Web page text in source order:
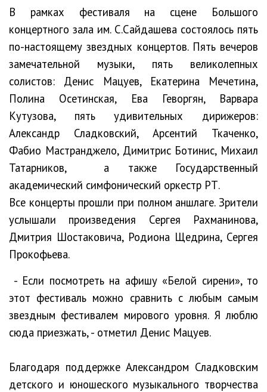
В рамках фестиваля на сцене Большого
концертного зала им. С.Сайдашева состоялось пять
по-настоящему звездных концертов. Пять вечеров
замечательной музыки, пять великолепных
солистов: Денис Мацуев, Екатерина Мечетина,
Полина Осетинская, Ева Геворгян, Варвара
Кутузова, пять удивительных дирижеров:
Александр Сладковский, Арсентий Ткаченко,
Фабио Мастранджело, Димитрис Ботинис, Михаил
Татарников, а также Государственный
академический симфонический оркестр РТ.
Все концерты прошли при полном аншлаге. Зрители
услышали произведения Сергея Рахманинова,
Дмитрия Шостаковича, Родиона Щедрина, Сергея
Прокофьева.
- Если посмотреть на афишу «Белой сирени», то
этот фестиваль можно сравнить с любым самым
звездным фестивалем мирового уровня. Я люблю
сюда приезжать, - отметил Денис Мацуев.
Благодаря поддержке Александром Сладковским
детского и юношеского музыкального творчества